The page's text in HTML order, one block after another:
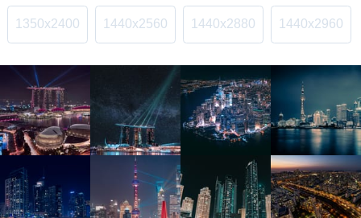
1350x2400 1440x2560 1440x2880 1440x2960